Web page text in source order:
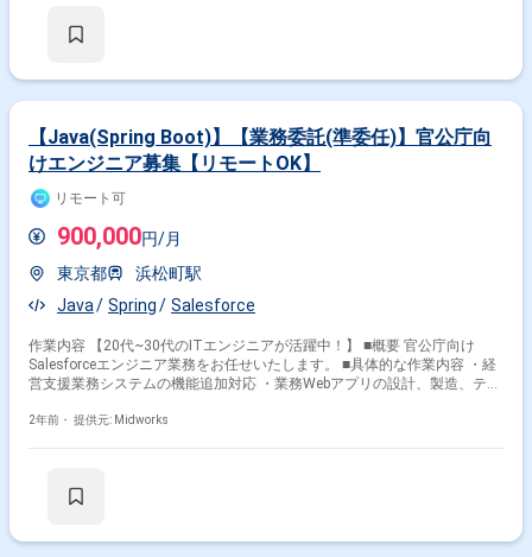
AWS Fargate、Amazon RDS、CodeBuild) ・その他：Auth0、Heroku、
【Java(Spring Boot)】【業務委託(準委任)】官公庁向
けエンジニア募集【リモートOK】
リモート可
900,000円/月
東京都
浜松町駅
Java
Spring Salesforce
作業内容 【20代~30代のITエンジニアが活躍中！】 ■概要 官公庁向け
Salesforceエンジニア業務をお任せいたします。 ■具体的な作業内容 ・経
営支援業務システムの機能追加対応 ・業務Webアプリの設計、製造、テス
・言語/ツール Apex、Visualforce、SOQL、JavaScript、SVF GitHub、
2年前・ 提供元: Midworks